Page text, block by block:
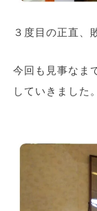
３度目の正直、
今回も見事なま
していきました。